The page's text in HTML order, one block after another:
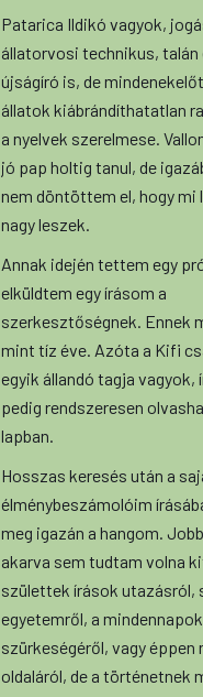
Patarica Ildikó vagyok,
állatorvosi technikus, talán
újságíró is, de
állatok kiábrándíthatatlan
a nyelvek szerelmese.
jó pap holtig tanul, de
nem döntöttem el, hogy mi
nagy leszek.
Annak idején tettem egy
elküldtem egy írásom a
szerkesztőségnek. Ennek
mint tíz éve. Azóta a Kifi
egyik állandó tagja vagyok,
pedig rendszeresen
lapban.
Hosszas keresés után a
élménybeszámolóim
meg igazán a hangom.
akarva sem tudtam volna
születtek írások utazásról,
egyetemről, a mindennapok
szürkeségéről, vagy éppen
oldaláról, de a történetnek